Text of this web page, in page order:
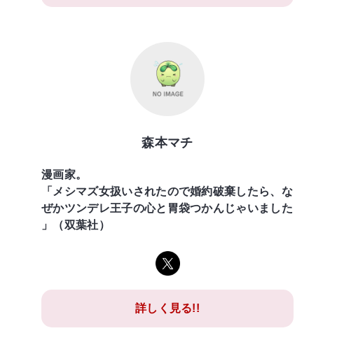
森本マチ
漫画家。
「メシマズ女扱いされたので婚約破棄したら、な
ぜかツンデレ王子の心と胃袋つかんじゃいました
」（双葉社）
詳しく見る!!